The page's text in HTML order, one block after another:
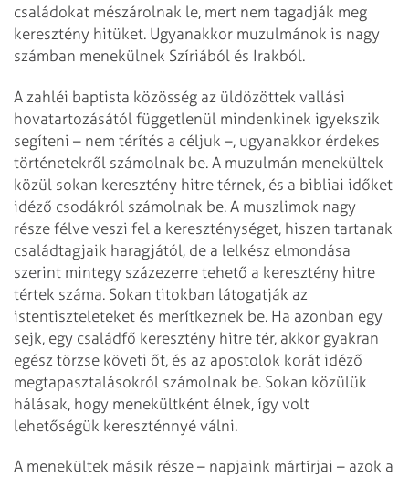
családokat mészárolnak le, mert nem tagadják meg
keresztény hitüket. Ugyanakkor muzulmánok is nagy
számban menekülnek Szíriából és Irakból.
A zahléi baptista közösség az üldözöttek vallási
hovatartozásától függetlenül mindenkinek igyekszik
segíteni – nem térítés a céljuk –, ugyanakkor érdekes
történetekről számolnak be. A muzulmán menekültek
közül sokan keresztény hitre térnek, és a bibliai időket
idéző csodákról számolnak be. A muszlimok nagy
része félve veszi fel a kereszténységet, hiszen tartanak
családtagjaik haragjától, de a lelkész elmondása
szerint mintegy százezerre tehető a keresztény hitre
tértek száma. Sokan titokban látogatják az
istentiszteleteket és merítkeznek be. Ha azonban egy
sejk, egy családfő keresztény hitre tér, akkor gyakran
egész törzse követi őt, és az apostolok korát idéző
megtapasztalásokról számolnak be. Sokan közülük
hálásak, hogy menekültként élnek, így volt
lehetőségük kereszténnyé válni.
A menekültek másik része – napjaink mártírjai – azok a